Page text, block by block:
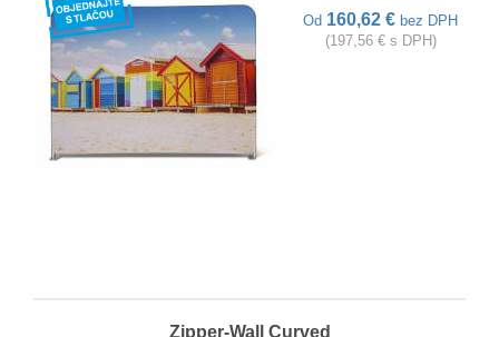
Od 160,62 € bez DPH
(197,56 € s DPH)
Zipper-Wall Curved